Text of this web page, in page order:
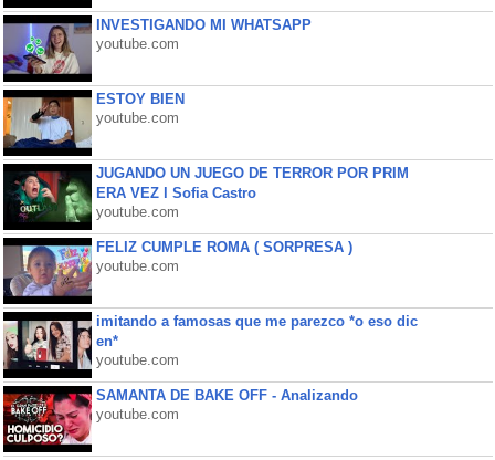
INVESTIGANDO MI WHATSAPP
youtube.com
ESTOY BIEN
youtube.com
JUGANDO UN JUEGO DE TERROR POR PRIM
ERA VEZ l Sofia Castro
youtube.com
FELIZ CUMPLE ROMA ( SORPRESA )
youtube.com
imitando a famosas que me parezco *o eso dic
en*
youtube.com
SAMANTA DE BAKE OFF - Analizando
youtube.com